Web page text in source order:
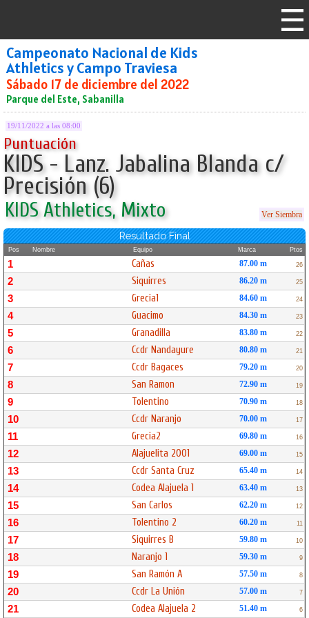
Campeonato Nacional de Kids
Athletics y Campo Traviesa
Sábado 17 de diciembre del 2022
Parque del Este, Sabanilla
19/11/2022 a las 08:00
Puntuación
KIDS - Lanz. Jabalina Blanda c/
Precisión (6)
KIDS Athletics, Mixto Ver Siembra
Resultado Final
Pos Nombre Equipo Marca Ptos
1 Cañas 87.00 m 26
2 Siquirres 86.20 m 25
3 Grecia1 84.60 m 24
4 Guacimo 84.30 m 23
5 Granadilla 83.80 m 22
6 Ccdr Nandayure 80.80 m 21
7 Ccdr Bagaces 79.20 m 20
8 San Ramon 72.90 m 19
9 Tolentino 70.90 m 18
10 Ccdr Naranjo 70.00 m 17
11 Grecia2 69.80 m 16
12 Alajuelita 2001 69.00 m 15
13 Ccdr Santa Cruz 65.40 m 14
14 Codea Alajuela 1 63.40 m 13
15 San Carlos 62.20 m 12
16 Tolentino 2 60.20 m 11
17 Siquirres B 59.80 m 10
18 Naranjo 1 59.30 m 9
19 San Ramón A 57.50 m 8
20 Ccdr La Unión 57.00 m 7
21 Codea Alajuela 2 51.40 m 6